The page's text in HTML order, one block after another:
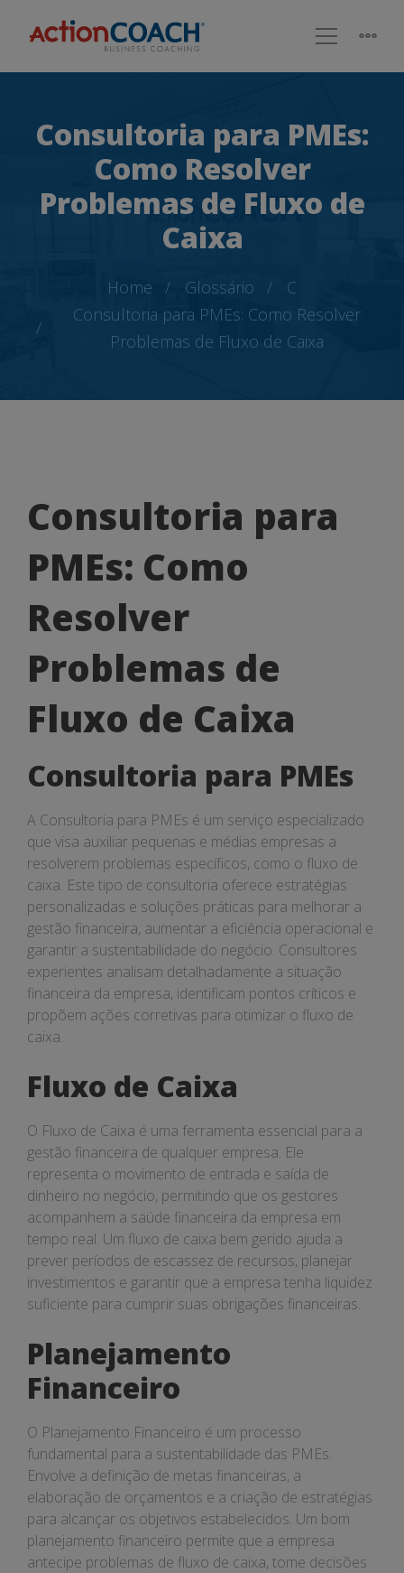
Consultoria para PMEs:
Como Resolver
Problemas de Fluxo de
Caixa
Home Glossário
C
Consultoria para PMEs: Como Resolver
Problemas de Fluxo de Caixa
Consultoria
para
PMEs:
Como
Resolver
Problemas
de
de
Caixa
Consultoria para
PMEs: Como
Resolver
Problemas de
Fluxo de Caixa
Consultoria para PMEs
A Consultoria para PMEs é um serviço especializado
que visa auxiliar pequenas e médias empresas a
resolverem problemas específicos, como o fluxo de
caixa. Este tipo de consultoria oferece estratégias
personalizadas e soluções práticas para melhorar a
gestão financeira, aumentar a eficiência operacional e
garantir a sustentabilidade do negócio. Consultores
experientes analisam detalhadamente a situação
financeira da empresa, identificam pontos críticos e
propõem ações corretivas para otimizar o fluxo de
caixa.
Fluxo de Caixa
O Fluxo de Caixa é uma ferramenta essencial para a
gestão financeira de qualquer empresa. Ele
representa o movimento de entrada e saída de
dinheiro no negócio, permitindo que os gestores
acompanhem a saúde financeira da empresa em
tempo real. Um fluxo de caixa bem gerido ajuda a
prever períodos de escassez de recursos, planejar
investimentos e garantir que a empresa tenha liquidez
suficiente para cumprir suas obrigações financeiras.
Planejamento
Financeiro
O Planejamento Financeiro é um processo
fundamental para a sustentabilidade das PMEs.
Envolve a definição de metas financeiras, a
elaboração de orçamentos e a criação de estratégias
para alcançar os objetivos estabelecidos. Um bom
planejamento financeiro permite que a empresa
antecipe problemas de fluxo de caixa, tome decisões